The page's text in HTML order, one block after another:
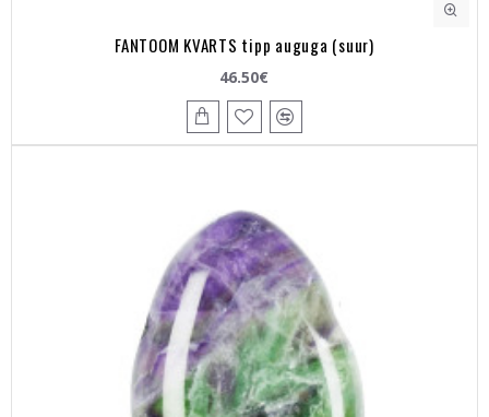
FANTOOM KVARTS tipp auguga (suur)
46.50€